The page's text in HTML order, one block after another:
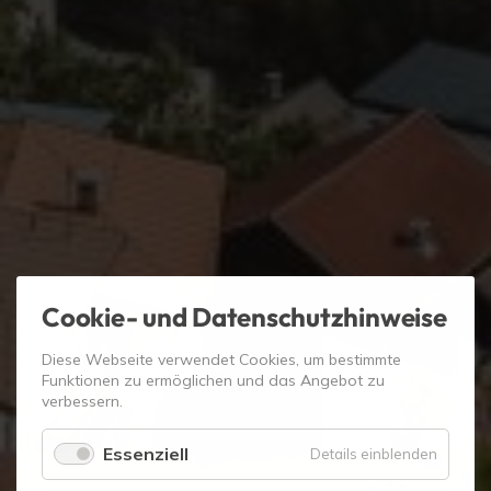
Cookie- und Datenschutzhinweise
Diese Webseite verwendet Cookies, um bestimmte
Funktionen zu ermöglichen und das Angebot zu
verbessern.
Essenziell Details einblenden